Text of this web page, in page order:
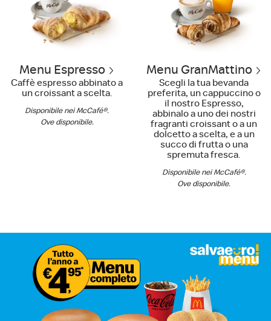
Menu Espresso
Caffè espresso abbinato a
un croissant a scelta.
Disponibile nei McCafé®.
Ove disponibile.
Menu GranMattino
Scegli la tua bevanda
preferita, un cappuccino o
il nostro Espresso,
abbinalo a uno dei nostri
fragranti croissant o a un
dolcetto a scelta, e a un
succo di frutta o una
spremuta fresca.
Disponibile nei McCafé®.
Ove disponibile.